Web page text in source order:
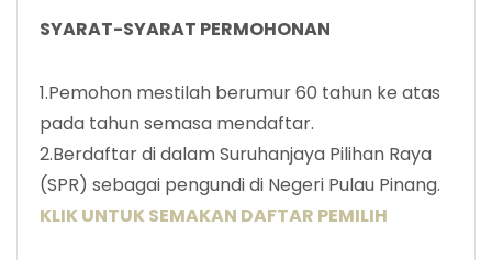
SYARAT-SYARAT PERMOHONAN
1.Pemohon mestilah berumur 60 tahun ke atas
pada tahun semasa mendaftar.
2.Berdaftar di dalam Suruhanjaya Pilihan Raya
(SPR) sebagai pengundi di Negeri Pulau Pinang.
KLIK UNTUK SEMAKAN DAFTAR PEMILIH